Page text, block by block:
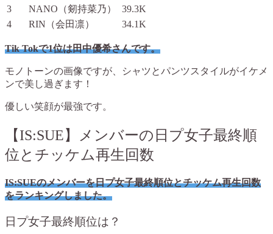
3
NANO（剱持菜乃）
39.3K
4
RIN（会田凛） 34.1K
Tik Tokで1位は田中優希さんです。
モノトーンの画像ですが、シャツとパンツスタイルがイケメ
ンで美し過ぎます！
優しい笑顔が最強です。
【IS:SUE】メンバーの日プ女子最終順
位とチッケム再生回数
IS:SUEのメンバーを日プ女子最終順位とチッケム再生回数
をランキングしました。
日プ女子最終順位は？